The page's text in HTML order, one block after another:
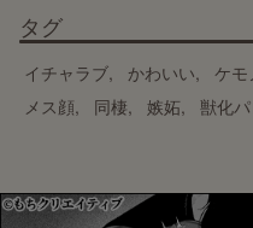
タグ
イチャラブ かわいい ケモ
メス顔
同棲 嫉妬 獣化パ